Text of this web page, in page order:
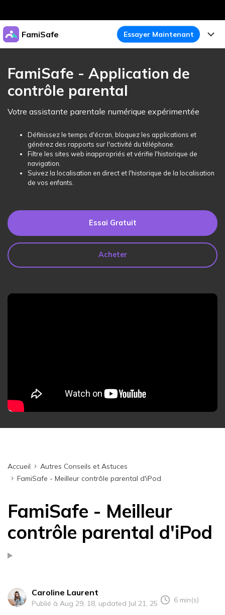
Produits phares
Utilité
Aperçu
Solutions
Actualités
Boutique
Support
FamiSafe Essayer Maintenant
FamiSafe
Protégez la Vie Numérique de Vos Enfants
Essai Gratuit
FamiSafe pour Écoles
Essai Gratuit
Fonctionnalités
Activité de l'Appareil
Service de Localisation
Blog
Traceur de Localisation
Temps d'Écran
Blocage d'Apps
Lire Plus>
Ressources
Thèmes Phares
Guide FamiSafe
Tarifs
FamiSafe - Application de
contrôle parental
Votre assistante parentale numérique expérimentée
Définissez le temps d'écran, bloquez les applications et
générez des rapports sur l'activité du téléphone.
Filtre les sites web inappropriés et vérifie l'historique de
navigation.
Suivez la localisation en direct et l'historique de la localisation
de vos enfants.
Essai Gratuit
Acheter
Accueil
Autres Conseils et Astuces
FamiSafe - Meilleur contrôle parental d'iPod
FamiSafe - Meilleur
contrôle parental d'iPod
Caroline Laurent
Publié à Aug 29, 18, updated Jul 21, 25 6 min(s)